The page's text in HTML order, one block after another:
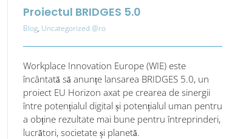
Proiectul BRIDGES 5.0
Blog, Uncategorized @ro
Workplace Innovation Europe (WIE) este
încântată să anunțe lansarea BRIDGES 5.0, un
proiect EU Horizon axat pe crearea de sinergii
între potențialul digital și potențialul uman pentru
a obține rezultate mai bune pentru întreprinderi,
lucrători, societate și planetă.